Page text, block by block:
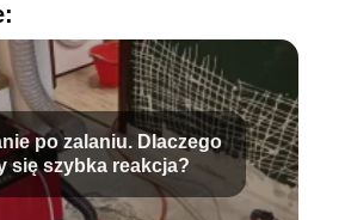
po zalaniu. Dlaczego
się szybka reakcja?